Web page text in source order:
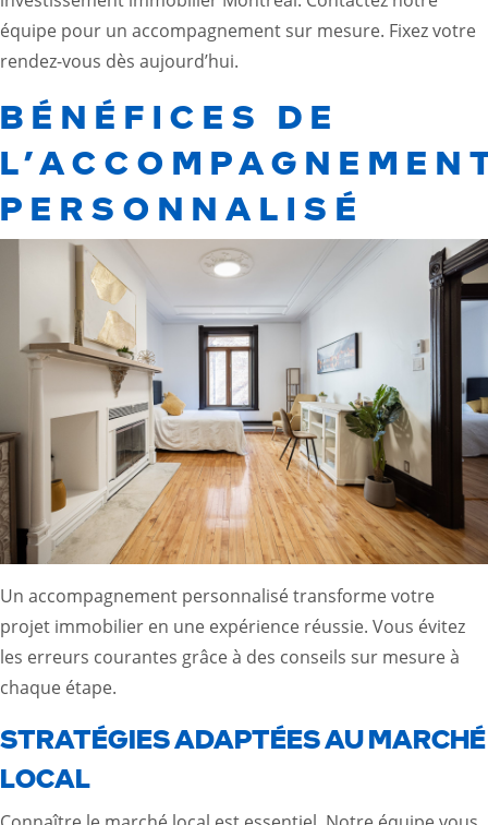
équipe pour un accompagnement sur mesure. Fixez votre
rendez-vous dès aujourd’hui.
BÉNÉFICES DE
PERSONNALISÉ
Un accompagnement personnalisé transforme votre
projet immobilier en une expérience réussie. Vous évitez
les erreurs courantes grâce à des conseils sur mesure à
chaque étape.
STRATÉGIES ADAPTÉES AU MARCHÉ
LOCAL